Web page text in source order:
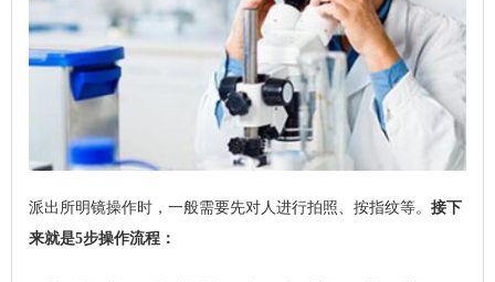
派出所明镜操作时，一般需要先对人进行拍照、按指纹等。 接下
来就是5步操作流程：